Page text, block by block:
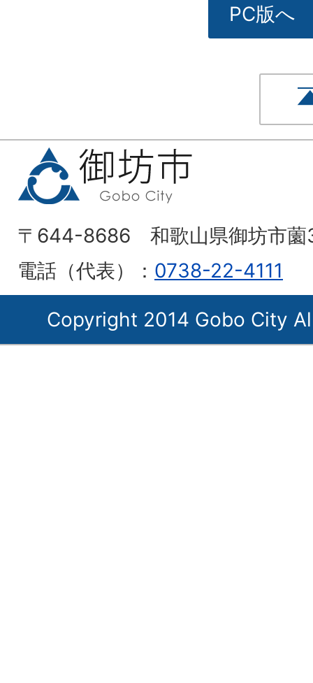
PC版へ
〒644-8686 和歌山県御坊市薗
電話（代表）： 0738-22-4111
Copyright 2014 Gobo City